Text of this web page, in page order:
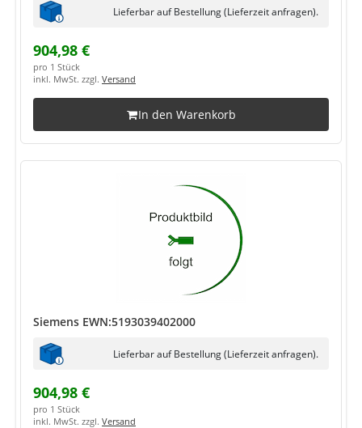
Lieferbar auf Bestellung (Lieferzeit anfragen).
904,98 €
pro 1 Stück
inkl. MwSt. zzgl. Versand
In den Warenkorb
Siemens EWN:5193039402000
Lieferbar auf Bestellung (Lieferzeit anfragen).
904,98 €
pro 1 Stück
inkl. MwSt. zzgl. Versand